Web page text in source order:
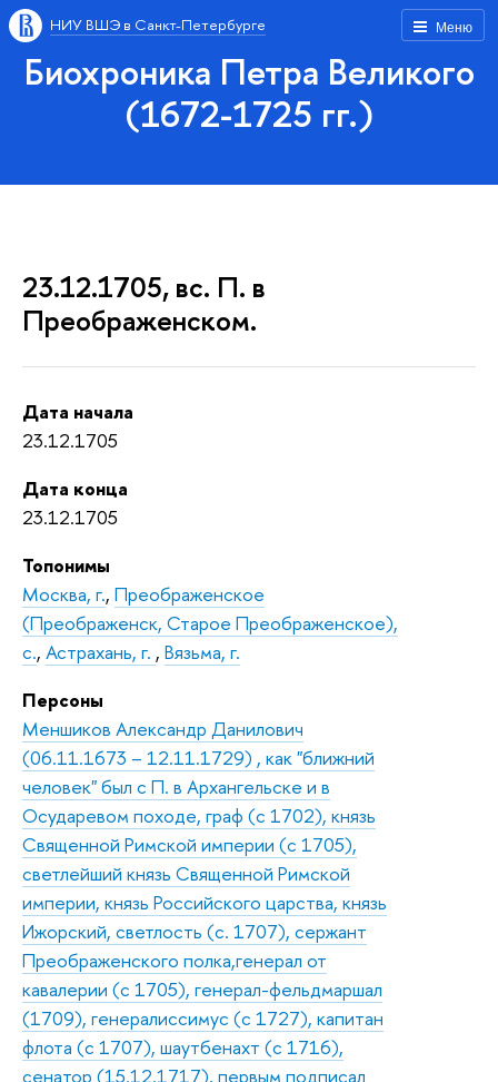
Меню
НИУ ВШЭ в Санкт-Петербурге
Биохроника Петра Великого
(1672-1725 гг.)
23.12.1705, вс. П. в
Преображенском.
Дата начала
23.12.1705
Дата конца
23.12.1705
Топонимы
Москва, г., Преображенское
(Преображенск, Старое Преображенское),
с., Астрахань, г. , Вязьма, г.
Персоны
Меншиков Александр Данилович
(06.11.1673 – 12.11.1729) , как "ближний
человек" был с П. в Архангельске и в
Осударевом походе, граф (с 1702), князь
Священной Римской империи (с 1705),
светлейший князь Священной Римской
империи, князь Российского царства, князь
Ижорский, светлость (с. 1707), сержант
Преображенского полка,генерал от
кавалерии (с 1705), генерал-фельдмаршал
(1709), генералиссимус (с 1727), капитан
флота (с 1707), шаутбенахт (с 1716),
сенатор (15.12.1717), первым подписал